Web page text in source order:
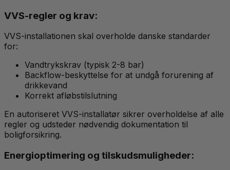
VVS-regler og krav:
VVS-installationen skal overholde danske standarder
for:
Vandtrykskrav (typisk 2-8 bar)
Backflow-beskyttelse for at undgå forurening af
drikkevand
Korrekt afløbstilslutning
En autoriseret VVS-installatør sikrer overholdelse af alle
regler og udsteder nødvendig dokumentation til
boligforsikring.
Energioptimering og tilskudsmuligheder: